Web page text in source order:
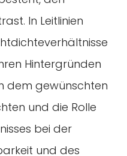
In Leitlinien
Hintergründen
dem gewünschten
und die Rolle
bei der
und des